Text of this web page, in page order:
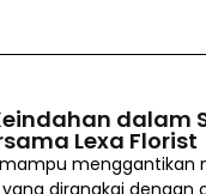
dalam
Lexa Florist
menggantikan
dirangkai dengan